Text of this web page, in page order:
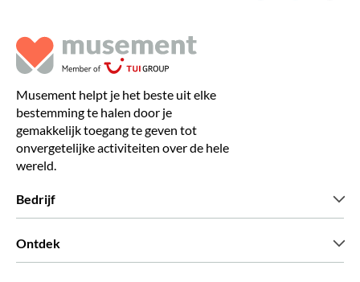
Musement helpt je het beste uit elke
bestemming te halen door je
gemakkelijk toegang te geven tot
onvergetelijke activiteiten over de hele
wereld.
Bedrijf
Ontdek